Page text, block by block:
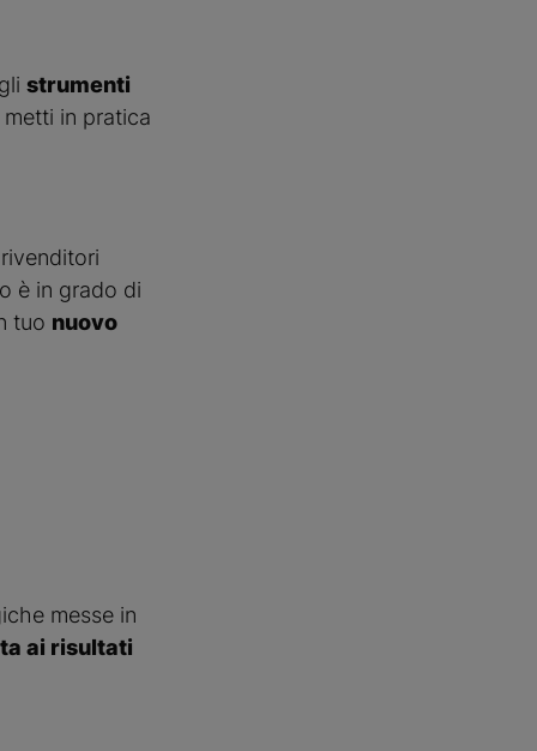
strumenti
in pratica
è in grado di
tuo nuovo
messe in
ai risultati